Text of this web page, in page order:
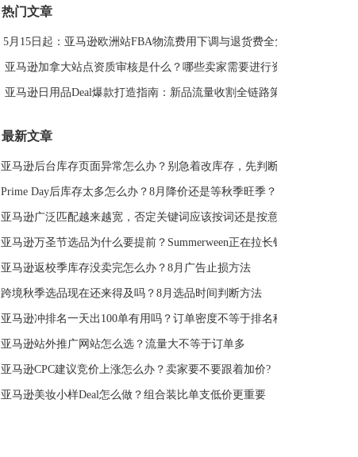
DeepSeek
亚马逊站外推广体系课
亚马逊春季大促
亚马逊侵权
Deal平台
亚马逊选品思路 亚马逊旺季
亚马逊BD
站外引流
选品策略 Deal站
PrimeDay
热门文章
5月15日起：亚马逊欧洲站FBA物流费用下调与退货费全免解读
亚马逊加拿大站点资质审核是什么？哪些卖家需要进行资质审核？
亚马逊日用品Deal爆款打造指南：新品流量收割全链路策略
最新文章
亚马逊后台库存页面异常怎么办？别急着改库存，先判断是不是系统故障
Prime Day后库存太多怎么办？8月降价还是等秋季旺季？
亚马逊广泛匹配越来越宽，否定关键词应该按词还是按意图？
亚马逊万圣节选品为什么要提前？Summerween正在拉长销售周期
亚马逊返校季库存没卖完怎么办？8月广告止损方法
跨境秋季选品现在还来得及吗？8月选品时间判断方法
亚马逊冲排名一天出100单有用吗？订单密度不等于排名稳定
亚马逊站外推广网站怎么选？流量大不等于订单多
亚马逊CPC建议竞价上涨怎么办？卖家要不要跟着加价?
亚马逊美妆小样Deal怎么做？组合装比单支低价更重要